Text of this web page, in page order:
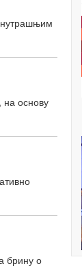
на основу
брину о